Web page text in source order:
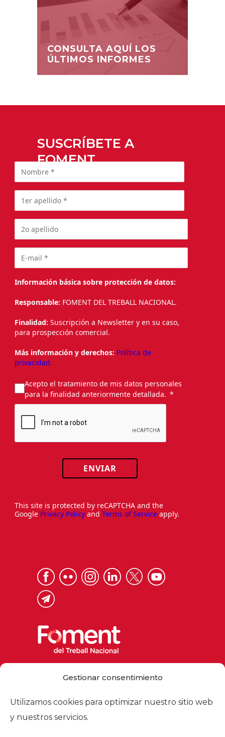
Gestionar consentimiento
Utilizamos cookies para optimizar nuestro sitio web
y nuestros servicios.
CONSULTA AQUÍ LOS
ÚLTIMOS INFORMES
SUSCRÍBETE A
FOMENT
Información básica sobre protección de datos:
Responsable: FOMENT DEL TREBALL NACIONAL.
Finalidad: Suscripción a Newsletter y en su caso,
para prospección comercial.
Más información y derechos: Política de
privacidad.
Acepto el tratamiento de mis datos personales
para la finalidad anteriormente detallada.
ENVIAR
This site is protected by reCAPTCHA and the
Google Privacy Policy and Terms of Service apply.
foment@foment.com